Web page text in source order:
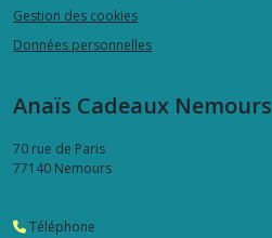
Gestion des cookies
Données personnelles
Anaïs Cadeaux Nemours
70 rue de Paris
77140 Nemours
Téléphone